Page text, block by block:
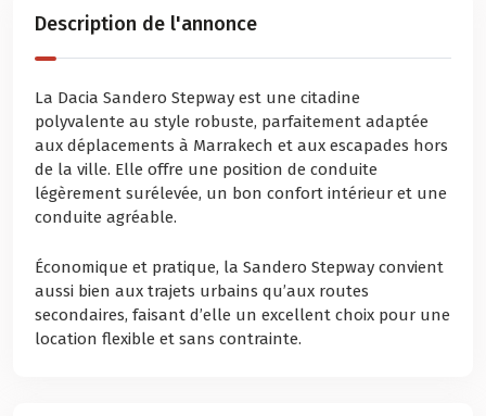
Description de l'annonce
La Dacia Sandero Stepway est une citadine
polyvalente au style robuste, parfaitement adaptée
aux déplacements à Marrakech et aux escapades hors
de la ville. Elle offre une position de conduite
légèrement surélevée, un bon confort intérieur et une
conduite agréable.
Économique et pratique, la Sandero Stepway convient
aussi bien aux trajets urbains qu’aux routes
secondaires, faisant d’elle un excellent choix pour une
location flexible et sans contrainte.